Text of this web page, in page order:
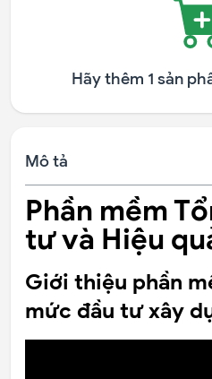
Mô tả
Phần mềm
tư và Hiệu
Giới thiệu phần
mức đầu tư xây
Hãy thêm 1 sản